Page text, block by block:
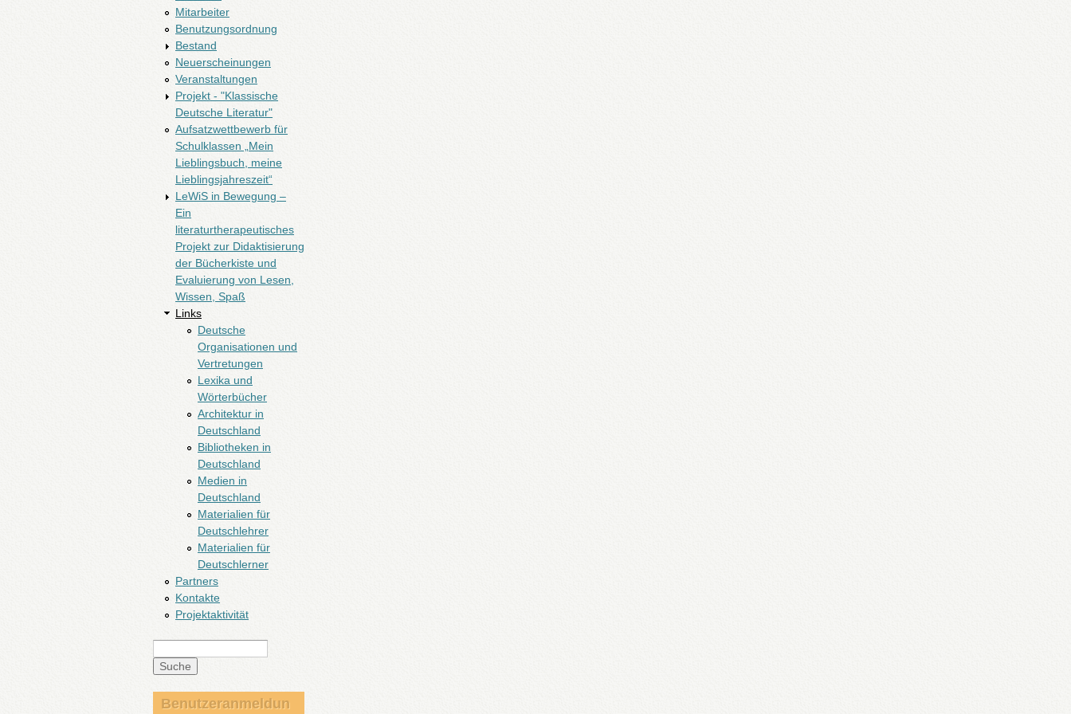
Mitarbeiter
Benutzungsordnung
Bestand
Neuerscheinungen
Veranstaltungen
Projekt - "Klassische
Deutsche Literatur"
Aufsatzwettbewerb für
Schulklassen „Mein
Lieblingsbuch, meine
Lieblingsjahreszeit“
LeWiS in Bewegung –
Ein
literaturtherapeutisches
Projekt zur Didaktisierung
der Bücherkiste und
Evaluierung von Lesen,
Wissen, Spaß
Links
Deutsche
Organisationen und
Vertretungen
Lexika und
Wörterbücher
Architektur in
Deutschland
Bibliotheken in
Deutschland
Medien in
Deutschland
Materialien für
Deutschlehrer
Materialien für
Deutschlerner
Partners
Kontakte
Projektaktivität
Suchformular
Benutzeranmeldun